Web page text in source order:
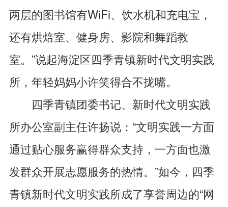
两层的图书馆有WiFi、饮水机和充电宝，
还有烘焙室、健身房、影院和舞蹈教
室。”说起海淀区四季青镇新时代文明实践
所，年轻妈妈小许笑得合不拢嘴。
四季青镇团委书记、新时代文明实践
所办公室副主任许扬说：“文明实践一方面
通过贴心服务赢得群众支持，一方面也激
发群众开展志愿服务的热情。”如今，四季
青镇新时代文明实践所成了享誉周边的“网